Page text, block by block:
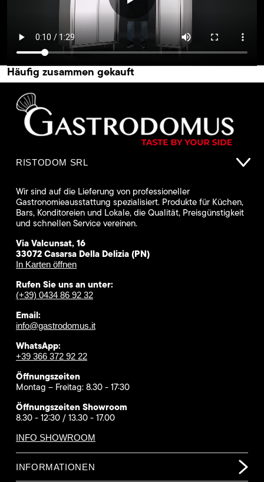
Häufig zusammen gekauft
RISTODOM SRL
Wir sind auf die Lieferung von professioneller
Gastronomieausstattung spezialisiert. Produkte für Küchen,
Bars, Konditoreien und Lokale, die Qualität, Preisgünstigkeit
und schnellen Service vereinen.
Via Valcunsat, 16
33072 Casarsa Della Delizia (PN)
In Karten öffnen
Rufen Sie uns an unter:
(+39) 0434 86 92 32
Email:
info@gastrodomus.it
WhatsApp:
+39 366 372 92 22
Öffnungszeiten
Montag – Freitag: 8.30 - 17:30
Öffnungszeiten Showroom
8.30 - 12:30 / 13.30 - 17.00
INFO SHOWROOM
INFORMATIONEN